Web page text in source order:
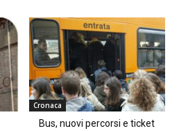
Cronaca
Bus, nuovi percorsi e ticket